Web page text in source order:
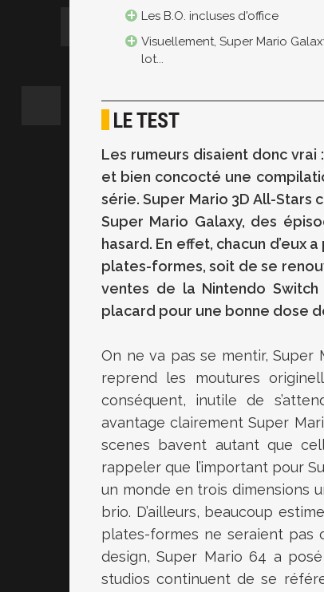
Les B.O. incluses d'office
Visuellement, Super Mario
lot...
LE TEST
Les rumeurs disaient donc vrai
et bien concocté une
série. Super Mario 3D All-Stars
Super Mario Galaxy, des
hasard. En effet, chacun
plates-formes, soit de se
ventes de la Nintendo
placard pour une bonne dose
On ne va pas se mentir, Super
reprend les moutures
conséquent, inutile de
avantage clairement Super
scenes bavent autant que
rappeler que l’important pour
un monde en trois dimensions
brio. D’ailleurs, beaucoup
plates-formes ne seraient pas
design, Super Mario 64 a
studios continuent de se